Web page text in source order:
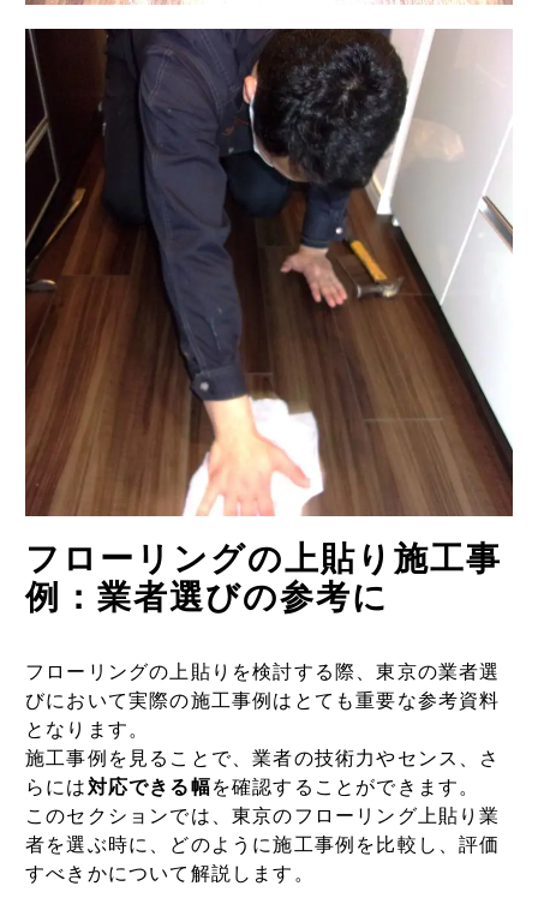
フローリングの上貼り施工事
例：業者選びの参考に
フローリングの上貼りを検討する際、東京の業者選
びにおいて実際の施工事例はとても重要な参考資料
となります。
施工事例を見ることで、業者の技術力やセンス、さ
らには対応できる幅を確認することができます。
このセクションでは、東京のフローリング上貼り業
者を選ぶ時に、どのように施工事例を比較し、評価
すべきかについて解説します。